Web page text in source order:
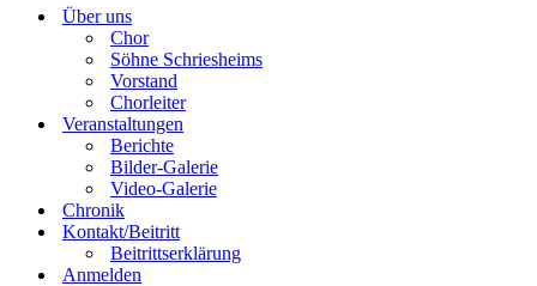
Über uns
Chor
Söhne Schriesheims
Vorstand
Chorleiter
Veranstaltungen
Berichte
Bilder-Galerie
Video-Galerie
Chronik
Kontakt/Beitritt
Beitrittserklärung
Anmelden